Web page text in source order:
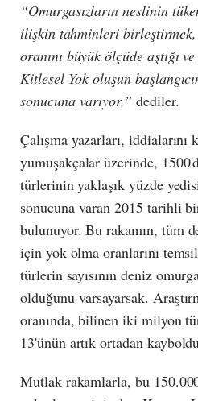
“Omurgasızların neslinin
ilişkin tahminleri
oranını büyük ölçüde aştığı
Kitlesel Yok oluşun
sonucuna varıyor.” dediler.
Çalışma yazarları, iddialarını
yumuşakçalar üzerinde,
türlerinin yaklaşık yüzde
sonucuna varan 2015 tarihli
bulunuyor. Bu rakamın, tüm
için yok olma oranlarını
türlerin sayısının deniz
olduğunu varsayarsak.
oranında, bilinen iki milyon
13'ünün artık ortadan
Mutlak rakamlarla, bu